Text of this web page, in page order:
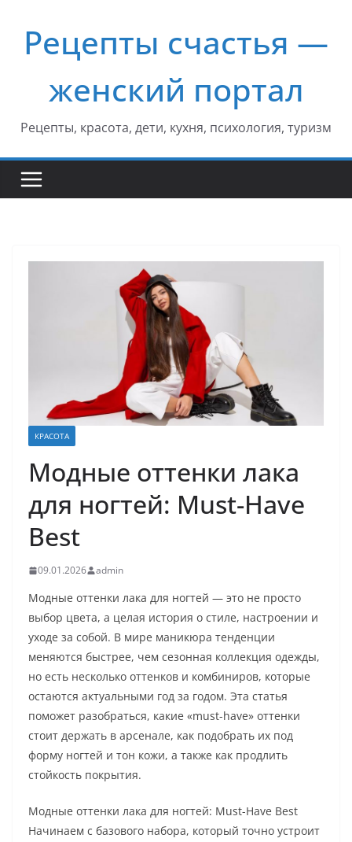
содержимому
Рецепты счастья —
женский портал
Рецепты, красота, дети, кухня, психология, туризм
КРАСОТА
Модные оттенки лака
для ногтей: Must-Have
Best
09.01.2026 admin
Модные оттенки лака для ногтей — это не просто
выбор цвета, а целая история о стиле, настроении и
уходе за собой. В мире маникюра тенденции
меняются быстрее, чем сезонная коллекция одежды,
но есть несколько оттенков и комбиниров, которые
остаются актуальными год за годом. Эта статья
поможет разобраться, какие «must-have» оттенки
стоит держать в арсенале, как подобрать их под
форму ногтей и тон кожи, а также как продлить
стойкость покрытия.
Модные оттенки лака для ногтей: Must-Have Best
Начинаем с базового набора, который точно устроит